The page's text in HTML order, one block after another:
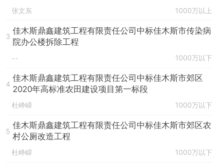
张文东 1000万以上
3
佳木斯鼎鑫建筑工程有限责任公司中标佳木斯市传染病
院办公楼拆除工程
-- 1000万以下
4
佳木斯鼎鑫建筑工程有限责任公司中标佳木斯市郊区
2020年高标准农田建设项目第一标段
杜峥嵘 1000万以下
5
佳木斯鼎鑫建筑工程有限责任公司中标佳木斯市郊区农
村公厕改造工程
杜峥嵘 1000万以下